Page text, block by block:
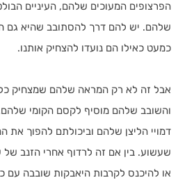
הפרצופים המעוכים שלהם, העיניים
שלהם. יש להם דרך להסתובב שהיא גם
כמעט כאילו הם נועדו להצחיק אותנו.
אבל זה לא רק המראה שלהם שמצחיק
והשובב שלהם מוסיף לקסם הקומי שלהם.
דמויי הליצן שלהם וביכולתם להפוך את
שעשוע. בין אם זה לרדוף אחרי הזנב
או להיכנס לקרבות היאבקות שובבה עם